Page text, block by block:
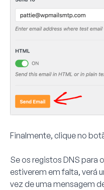
Finalmente, clique no
Se os registos DNS para
estiverem em falta, verá
vez de uma mensagem